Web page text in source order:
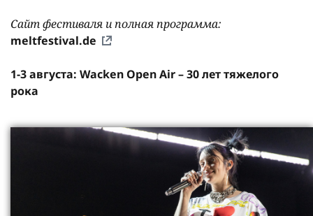
Сайт фестиваля и полная программа:
meltfestival.de
1-3 августа: Wacken Open Air – 30 лет тяжелого
рока